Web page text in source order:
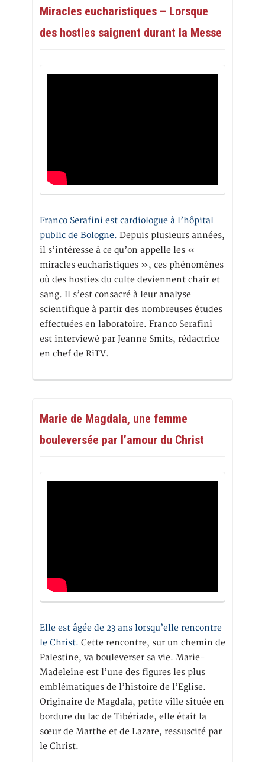
Miracles eucharistiques – Lorsque
des hosties saignent durant la Messe
Franco Serafini est cardiologue à l’hôpital
public de Bologne. Depuis plusieurs années,
il s’intéresse à ce qu’on appelle les «
miracles eucharistiques », ces phénomènes
où des hosties du culte deviennent chair et
sang. Il s’est consacré à leur analyse
scientifique à partir des nombreuses études
effectuées en laboratoire. Franco Serafini
est interviewé par Jeanne Smits, rédactrice
en chef de RiTV.
Marie de Magdala, une femme
bouleversée par l’amour du Christ
Elle est âgée de 23 ans lorsqu’elle rencontre
le Christ. Cette rencontre, sur un chemin de
Palestine, va bouleverser sa vie. Marie-
Madeleine est l’une des figures les plus
emblématiques de l’histoire de l’Eglise.
Originaire de Magdala, petite ville située en
bordure du lac de Tibériade, elle était la
sœur de Marthe et de Lazare, ressuscité par
le Christ.